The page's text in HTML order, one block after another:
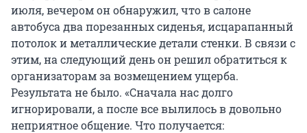
июля, вечером он обнаружил, что в салоне
автобуса два порезанных сиденья, исцарапанный
потолок и металлические детали стенки. В связи с
этим, на следующий день он решил обратиться к
организаторам за возмещением ущерба.
Результата не было. «Сначала нас долго
игнорировали, а после все вылилось в довольно
неприятное общение. Что получается: